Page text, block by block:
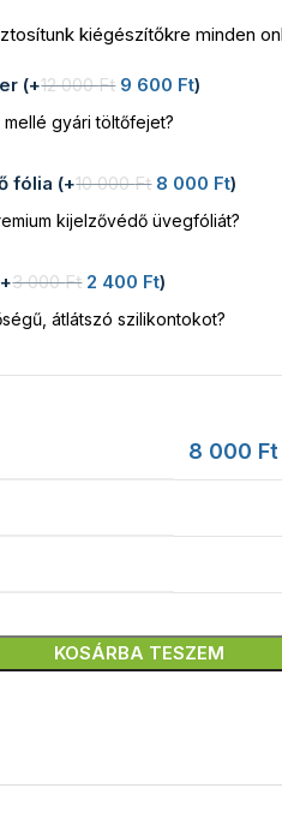
kiégészítőkre minden
(+12 000Ft 9 600 Ft)
gyári töltőfejet?
fólia (+10 000Ft 8 000 Ft)
kijelzővédő üvegfóliát?
+3 000Ft 2 400 Ft)
átlátszó szilikontokot?
8 000 Ft
KOSÁRBA TESZEM